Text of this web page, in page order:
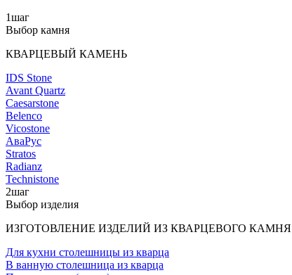
1шаг
Выбор камня
КВАРЦЕВЫЙ КАМЕНЬ
IDS Stone
Avant Quartz
Caesarstone
Belenco
Vicostone
АваРус
Stratos
Radianz
Technistone
2шаг
Выбор изделия
ИЗГОТОВЛЕНИЕ ИЗДЕЛИЙ ИЗ КВАРЦЕВОГО КАМНЯ
Для кухни столешницы из кварца
В ванную столешница из кварца